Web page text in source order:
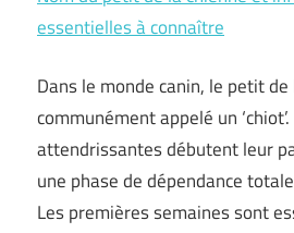
essentielles à connaître
Dans le monde canin, le petit
communément appelé un
attendrissantes débutent leur
une phase de dépendance
Les premières semaines sont